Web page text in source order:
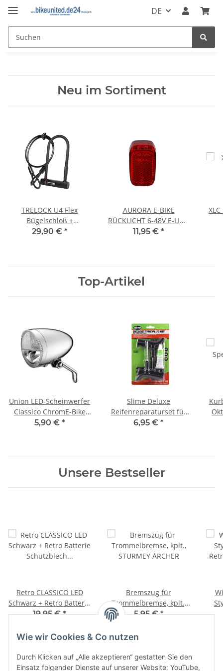
Wie wir Cookies & Co nutzen
Durch Klicken auf „Alle akzeptieren“ gestatten Sie den
Einsatz folgender Dienste auf unserer Website: YouTube,
DE
Neu im Sortiment
TRELOCK U4 Flex
Bügelschloß +
Zusatzkabel
29,90 € *
AURORA E-BIKE
RÜCKLICHT 6-48V E-LINE
E100F
11,95 € *
Top-Artikel
Union LED-Scheinwerfer
Classico ChromE-Bike
(6V-44V) UN4990E, 30
5,90 € *
Slime Deluxe
Reifenreparaturset für
Off-Highway-Reifen
6,95 € *
Unsere Bestseller
Retro CLASSICO LED
Schwarz + Retro Batterie
Schutzblech Rücklicht
19,95 €*
Bremszug für
Trommelbremse, kplt.,
STURMEY ARCHER
5,95 €*